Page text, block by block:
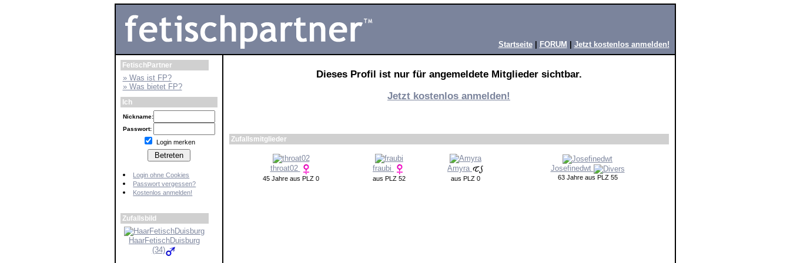
Startseite| FORUM Jetzt kostenlos anmelden!
FetischPartner
» Was ist FP?
» Was bietet FP?
Ich
Nickname:
Passwort:
Login merken
Login ohne Cookies
Passwort vergessen?
Kostenlos anmelden!
Zufallsbild
HaarFetischDuisburg
(34)
Dieses Profil ist nur für angemeldete Mitglieder sichtbar.
Jetzt kostenlos anmelden!